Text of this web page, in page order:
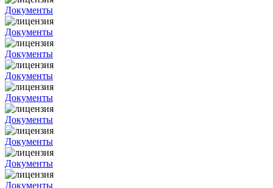
Документы
Документы
Документы
Документы
Документы
Документы
Документы
Документы
Документы